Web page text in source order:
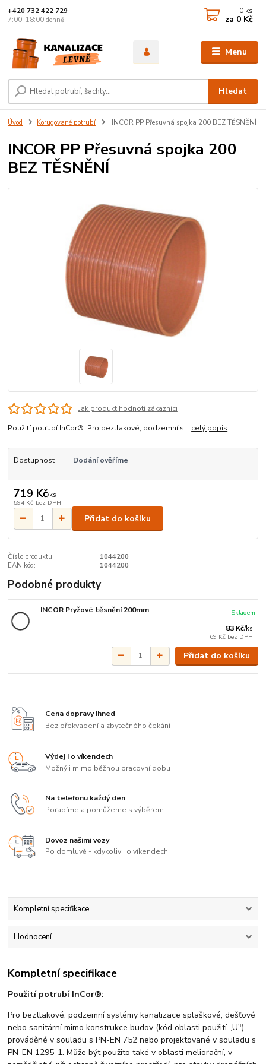
Menu
Hledat
+420 732 422 729
7:00–18:00 denně
0 ks
za 0 Kč
Úvod Korugované potrubí INCOR PP Přesuvná spojka 200 BEZ TĚSNĚNÍ
INCOR PP Přesuvná spojka 200
BEZ TĚSNĚNÍ
Jak produkt hodnotí zákazníci
Použití potrubí InCor®: Pro beztlakové, podzemní s... celý popis
Dostupnost Dodání ověříme
719 Kč/ks
594 Kč bez DPH
Přidat do košíku
Číslo produktu:
1044200
EAN kód:
1044200
Podobné produkty
INCOR Pryžové těsnění 200mm
83 Kč/ks
69 Kč bez DPH
Skladem
Přidat do košíku
Cena dopravy ihned
Bez překvapení a zbytečného čekání
Výdej i o víkendech
Možný i mimo běžnou pracovní dobu
Na telefonu každý den
Poradíme a pomůžeme s výběrem
Dovoz našimi vozy
Po domluvě - kdykoliv i o víkendech
Kompletní specifikace
Hodnocení
Kompletní specifikace
Použití potrubí InCor®:
Pro beztlakové, podzemní systémy kanalizace splaškové, dešťové
nebo sanitární mimo konstrukce budov (kód oblasti použití „U"),
prováděné v souladu s PN-EN 752 nebo projektované v souladu s
PN-EN 1295-1. Může být použito také v oblasti meliorační, v